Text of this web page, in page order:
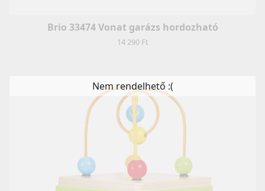
Brio 33474 Vonat garázs hordozható
14 290 Ft
Nem rendelhető :(